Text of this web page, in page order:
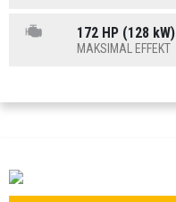
172 HP (128 kW)
MAKSIMAL EFFEKT